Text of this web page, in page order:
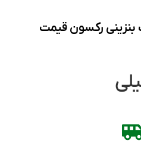
تیلر 7 اسب بنزینی رکسون قیمت